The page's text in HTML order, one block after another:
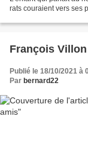
rats couraient vers ses
François
Publié le 18/10/2021 à
Par bernard22